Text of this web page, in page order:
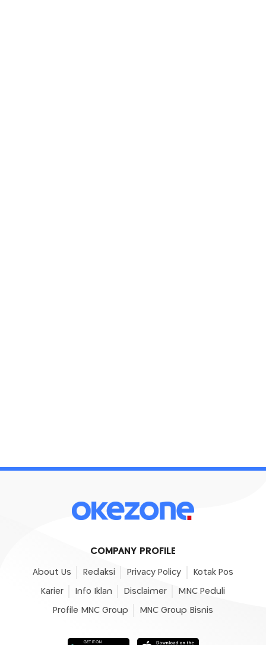
COMPANY PROFILE
About Us Redaksi Privacy Policy Kotak Pos
Karier Info Iklan Disclaimer MNC Peduli
Profile MNC Group MNC Group Bisnis